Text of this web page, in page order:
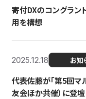
寄付DXのコングラン
用を構想
2025.12.18 お知
代表佐藤が「第5回マ
友会ほか共催）に登